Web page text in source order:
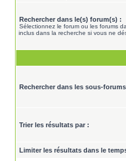
Rechercher dans le(s) forum(s) :
Sélectionnez le forum ou les forums
inclus dans la recherche si vous ne
Rechercher dans les sous-
Trier les résultats par :
Limiter les résultats dans le